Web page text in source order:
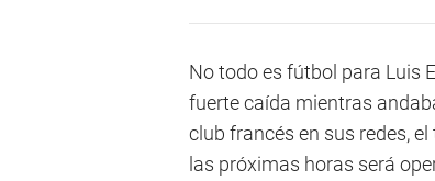
No todo es fútbol para Luis
fuerte caída mientras
club francés en sus redes,
las próximas horas será